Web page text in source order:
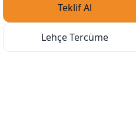
Teklif Al
Lehçe Tercüme